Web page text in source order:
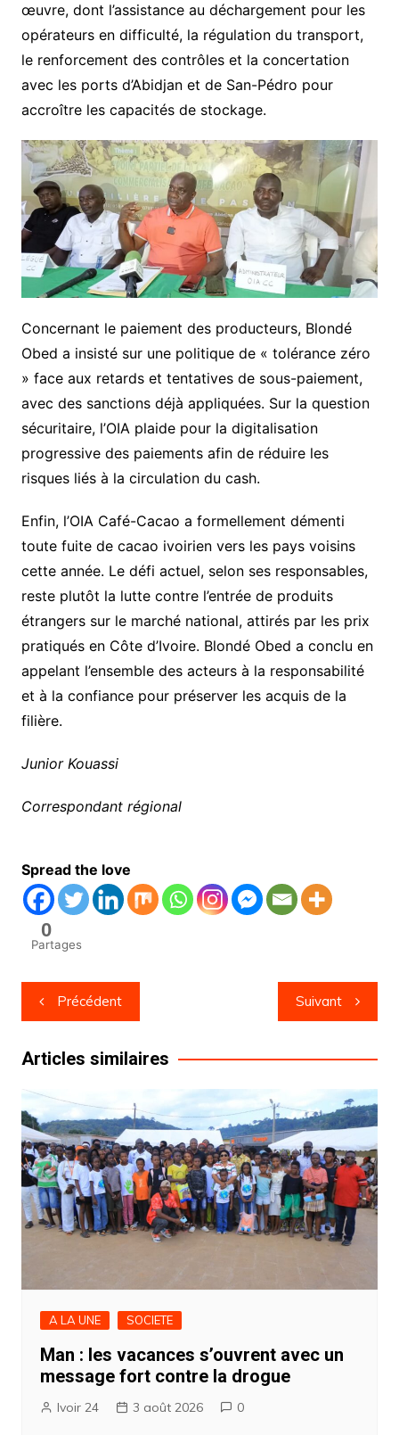
œuvre, dont l’assistance au déchargement pour les
opérateurs en difficulté, la régulation du transport,
le renforcement des contrôles et la concertation
avec les ports d’Abidjan et de San-Pédro pour
accroître les capacités de stockage.
Concernant le paiement des producteurs, Blondé
Obed a insisté sur une politique de « tolérance zéro
» face aux retards et tentatives de sous-paiement,
avec des sanctions déjà appliquées. Sur la question
sécuritaire, l’OIA plaide pour la digitalisation
progressive des paiements afin de réduire les
risques liés à la circulation du cash.
Enfin, l’OIA Café-Cacao a formellement démenti
toute fuite de cacao ivoirien vers les pays voisins
cette année. Le défi actuel, selon ses responsables,
reste plutôt la lutte contre l’entrée de produits
étrangers sur le marché national, attirés par les prix
pratiqués en Côte d’Ivoire. Blondé Obed a conclu en
appelant l’ensemble des acteurs à la responsabilité
et à la confiance pour préserver les acquis de la
filière.
Junior Kouassi
Correspondant régional
Spread the love
0
Partages
Navigation
de
l’article
Précédent Suivant
Articles similaires
A LA UNE SOCIETE
Man : les vacances s’ouvrent avec un
message fort contre la drogue
Ivoir 24 3 août 2026 0